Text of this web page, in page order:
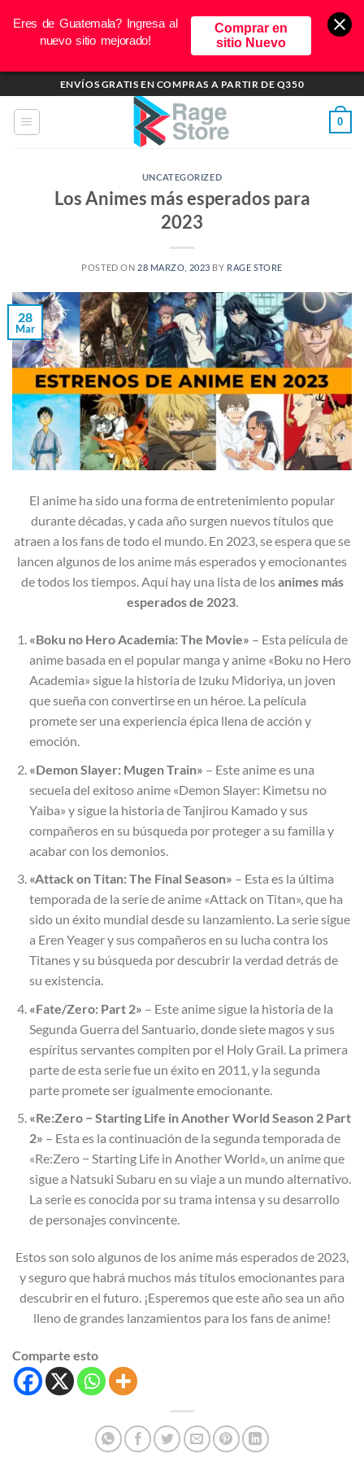
al
contenido
ENVÍOS GRATIS EN COMPRAS A PARTIR DE Q350
0
UNCATEGORIZED
Los Animes más esperados para
2023
POSTED ON 28 MARZO, 2023 BY RAGE STORE
28
Mar
El anime ha sido una forma de entretenimiento popular
durante décadas, y cada año surgen nuevos títulos que
atraen a los fans de todo el mundo. En 2023, se espera que se
lancen algunos de los anime más esperados y emocionantes
de todos los tiempos. Aquí hay una lista de losanimes más
esperados de 2023.
«Boku no Hero Academia: The Movie» – Esta película de
anime basada en el popular manga y anime «Boku no Hero
Academia» sigue la historia de Izuku Midoriya, un joven
que sueña con convertirse en un héroe. La película
promete ser una experiencia épica llena de acción y
emoción.
«Demon Slayer: Mugen Train» – Este anime es una
secuela del exitoso anime «Demon Slayer: Kimetsu no
Yaiba» y sigue la historia de Tanjirou Kamado y sus
compañeros en su búsqueda por proteger a su familia y
acabar con los demonios.
«Attack on Titan: The Final Season» – Esta es la última
temporada de la serie de anime «Attack on Titan», que ha
sido un éxito mundial desde su lanzamiento. La serie sigue
a Eren Yeager y sus compañeros en su lucha contra los
Titanes y su búsqueda por descubrir la verdad detrás de
su existencia.
«Fate/Zero: Part 2» – Este anime sigue la historia de la
Segunda Guerra del Santuario, donde siete magos y sus
espíritus servantes compiten por el Holy Grail. La primera
parte de esta serie fue un éxito en 2011, y la segunda
parte promete ser igualmente emocionante.
«Re:Zero − Starting Life in Another World Season 2 Part
2» – Esta es la continuación de la segunda temporada de
«Re:Zero − Starting Life in Another World», un anime que
sigue a Natsuki Subaru en su viaje a un mundo alternativo.
La serie es conocida por su trama intensa y su desarrollo
de personajes convincente.
Estos son solo algunos de los anime más esperados de 2023,
y seguro que habrá muchos más títulos emocionantes para
descubrir en el futuro. ¡Esperemos que este año sea un año
lleno de grandes lanzamientos para los fans de anime!
Comparte esto
Eres de Guatemala? Ingresa al
nuevo sitio mejorado!
Comprar en
sitio Nuevo